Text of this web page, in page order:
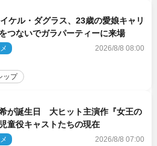
ケル・ダグラス、23歳の愛娘キャリ
つないでガラパーティーに来場
2026/8/8 08:00
ップ
が誕生日 大ヒット主演作『女王の
童役キャストたちの現在
2026/8/8 07:00